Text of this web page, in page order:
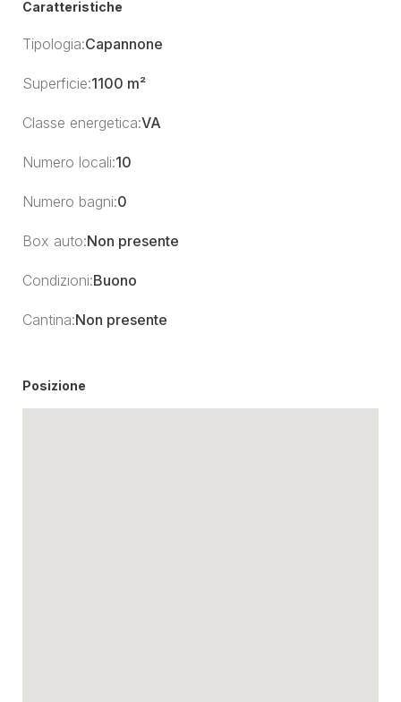
Caratteristiche
Tipologia:Capannone
Superficie:1100 m²
Classe energetica:VA
Numero locali:10
Numero bagni:0
Box auto:Non presente
Condizioni:Buono
Cantina:Non presente
Posizione